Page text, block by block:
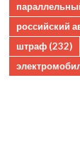
российский
штраф (232)